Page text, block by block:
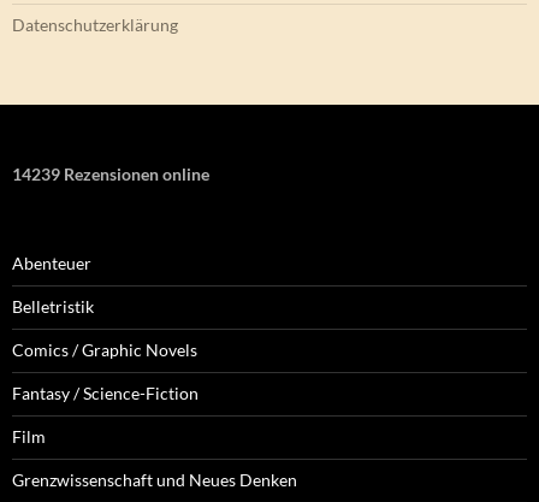
Datenschutzerklärung
14239 Rezensionen online
Abenteuer
Belletristik
Comics / Graphic Novels
Fantasy / Science-Fiction
Film
Grenzwissenschaft und Neues Denken